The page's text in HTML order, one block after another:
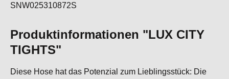
SNW025310872S
Produktinformationen "LUX CITY
TIGHTS"
Diese Hose hat das Potenzial zum Lieblingsstück: Die